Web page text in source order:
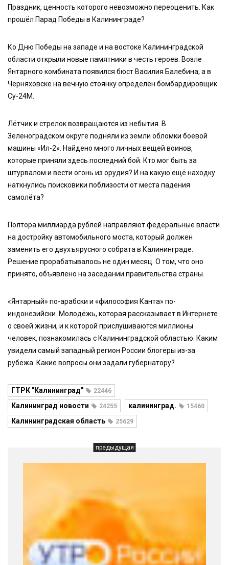
Праздник, ценность которого невозможно переоценить. Как
прошёл Парад Победы в Калининграде?
Ко Дню Победы на западе и на востоке Калининградской
области открыли новые памятники в честь героев. Возле
Янтарного комбината появился бюст Василия Балебина, а в
Черняховске на вечную стоянку определён бомбардировщик
Су-24М.
Лётчик и стрелок возвращаются из небытия. В
Зеленоградском округе подняли из земли обломки боевой
машины «Ил-2». Найдено много личных вещей воинов,
которые приняли здесь последний бой. Кто мог быть за
штурвалом и вести огонь из орудия? И на какую ещё находку
наткнулись поисковики поблизости от места падения
самолёта?
Полтора миллиарда рублей направляют федеральные власти
на достройку автомобильного моста, который должен
заменить его двухъярусного собрата в Калининграде.
Решение прорабатывалось не один месяц. О том, что оно
принято, объявлено на заседании правительства страны.
«Янтарный» по-арабски и «философия Канта» по-
индонезийски. Молодёжь, которая рассказывает в Интернете
о своей жизни, и к которой прислушиваются миллионы
человек, познакомилась с Калининградской областью. Каким
увидели самый западный регион России блогеры из-за
рубежа. Какие вопросы они задали губернатору?
ГТРК "Калининград" 22446
Калининград новости 24255 калининград. 15460
Калининградская область 25629
предыдущая